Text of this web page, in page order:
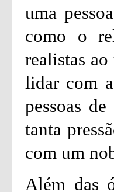
uma
como o
realistas
lidar com
pessoas
tanta
com um
Além das